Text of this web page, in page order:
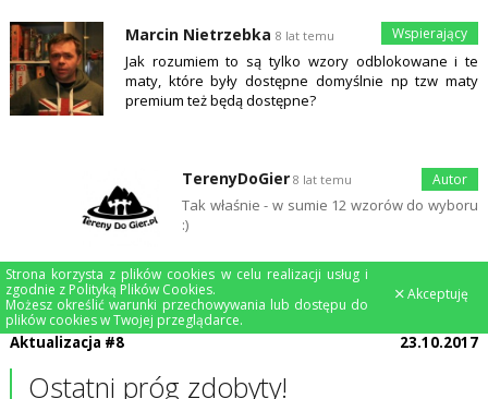
Strona korzysta z plików cookies w celu realizacji usług i
zgodnie z Polityką Plików Cookies.
Możesz określić warunki przechowywania lub dostępu do
plików cookies w Twojej przeglądarce.
Akceptuję
Marcin Nietrzebka 8 lat temu
Jak rozumiem to są tylko wzory odblokowane i te
maty, które były dostępne domyślnie np tzw maty
premium też będą dostępne?
TerenyDoGier 8 lat temu
Tak właśnie - w sumie 12 wzorów do wyboru
:)
Aktualizacja #8 23.10.2017
Ostatni próg zdobyty!